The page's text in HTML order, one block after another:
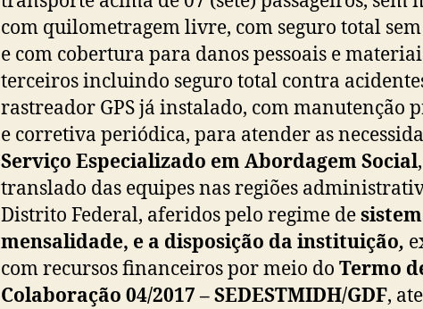
com quilometragem livre, com seguro total
e com cobertura para danos pessoais e
terceiros incluindo seguro total contra
rastreador GPS já instalado, com manutenção
e corretiva periódica, para atender as
Serviço Especializado em Abordagem Social
translado das equipes nas regiões
Distrito Federal, aferidos pelo regime de
mensalidade, e a disposição da instituição,
com recursos financeiros por meio do Termo
Colaboração 04/2017 – SEDESTMIDH/GDF,